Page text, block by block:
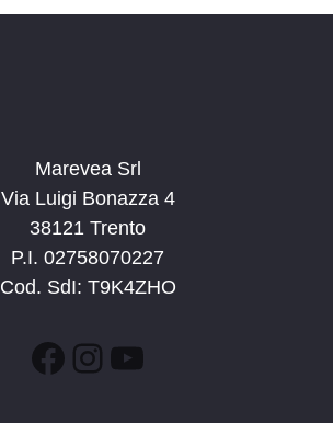
Marevea Srl
Via Luigi Bonazza 4
38121 Trento
P.I. 02758070227
Cod. SdI: T9K4ZHO
Facebook
Instagram
YouTube